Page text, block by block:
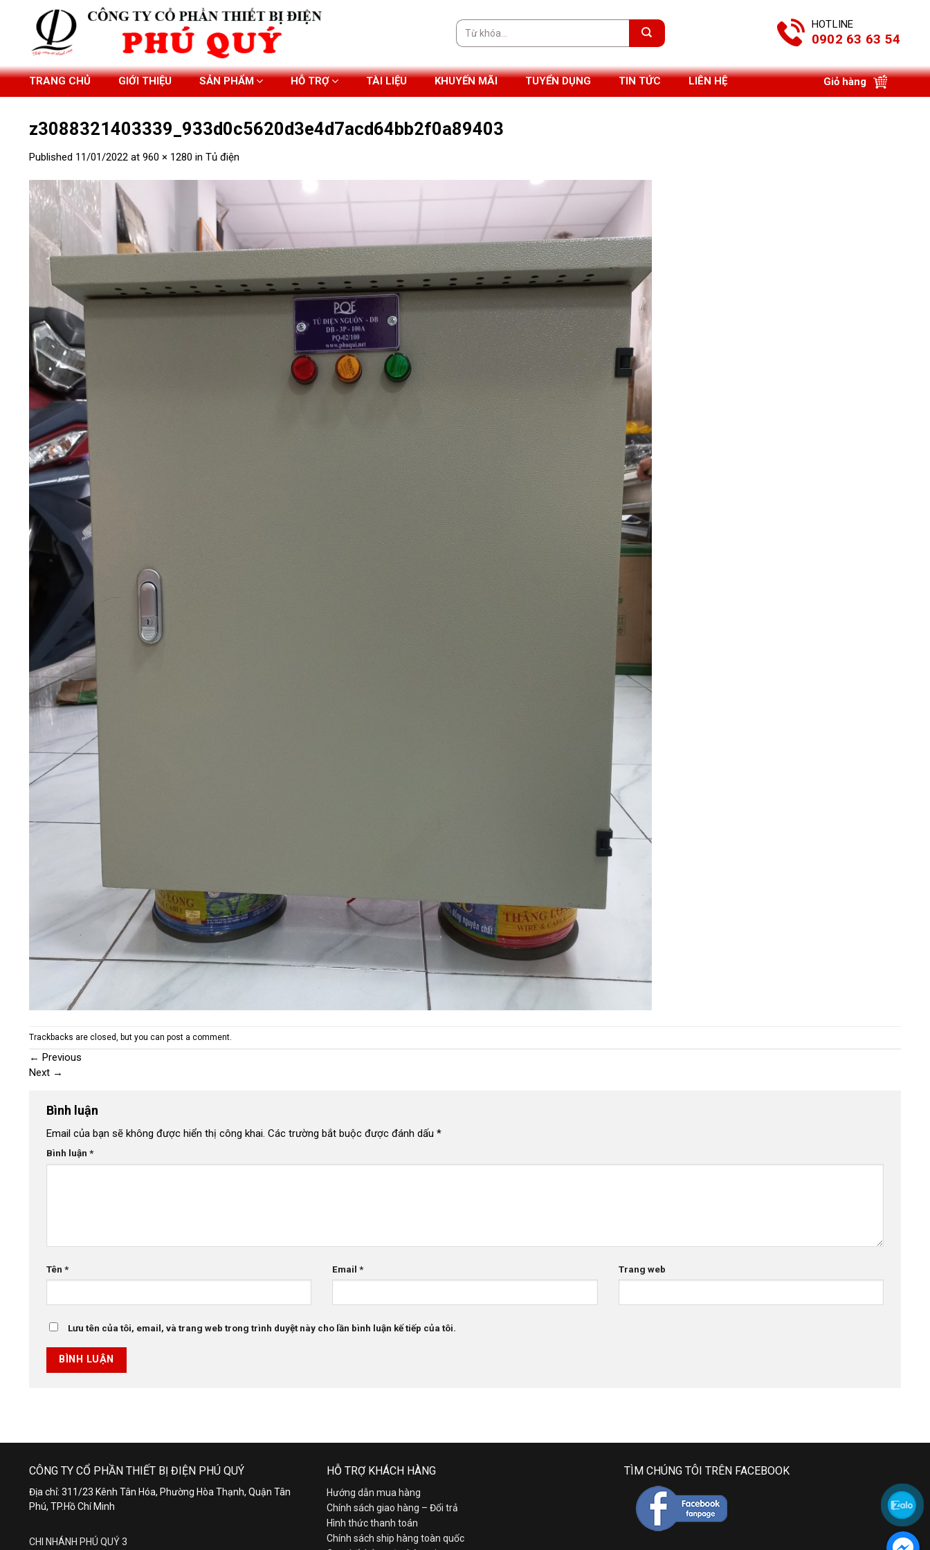
Tìm
kiếm:
HOTLINE
0902 63 63 54
TRANG CHỦ GIỚI THIỆU SẢN PHẨM HỖ TRỢ TÀI LIỆU KHUYẾN MÃI TUYỂN DỤNG TIN TỨC LIÊN HỆ Giỏ hàng
z3088321403339_933d0c5620d3e4d7acd64bb2f0a89403
Published 11/01/2022 at 960 × 1280 in Tủ điện
Trackbacks are closed, but you can post a comment
← Previous
Next →
Bình luận
Email của bạn sẽ không được hiển thị công khai. Các trường bắt buộc được đánh dấu *
Bình luận *
Tên * Email* Trang web
Lưu tên của tôi, email, và trang web trong trình duyệt này cho lần bình luận kế tiếp của tôi.
CÔNG TY CỔ PHẦN THIẾT BỊ ĐIỆN PHÚ QUÝ
Địa chỉ: 311/23 Kênh Tân Hóa, Phường Hòa Thạnh, Quận Tân
Phú, TP.Hồ Chí Minh
CHI NHÁNH PHÚ QUÝ 3
HỖ TRỢ KHÁCH HÀNG
Hướng dẫn mua hàng
Chính sách giao hàng – Đổi trả
Hình thức thanh toán
Chính sách ship hàng toàn quốc
TÌM CHÚNG TÔI TRÊN FACEBOOK